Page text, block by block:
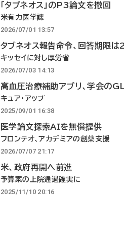
「タブネオス」のP3論文を撤回
米有力医学誌
2026/07/01 13:57
タブネオス報告命令、回答期限は
キッセイに対し厚労省
2026/07/03 14:13
高血圧治療補助アプリ、学会の
キュア・アップ
2025/09/01 16:38
医学論文探索AIを無償提供
フロンテオ、アカデミアの創薬支援
2026/07/07 21:17
米、政府再開へ前進
予算案の上院通過確実に
2025/11/10 20:16